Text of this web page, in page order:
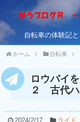
自転車の体験記
ホーム 自転車
ロウバイ
２ 古代ハ
2024/2/17 ライド,